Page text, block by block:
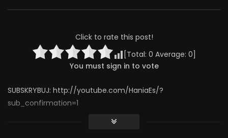
0
651 44 0
Click to rate this post!
[Total: 0 Average: 0]
You must sign in to vote
SUBSKRYBUJ: http://youtube.com/HaniaEs/?
sub_confirmation=1